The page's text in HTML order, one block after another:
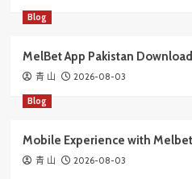
Blog
MelBet App Pakistan
青 山 2026-08-03
Blog
Mobile Experience with
青 山 2026-08-03